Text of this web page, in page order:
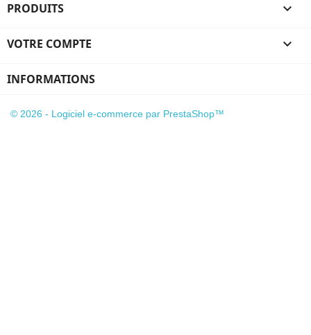
PRODUITS 
VOTRE COMPTE 
INFORMATIONS
© 2026 - Logiciel e-commerce par PrestaShop™